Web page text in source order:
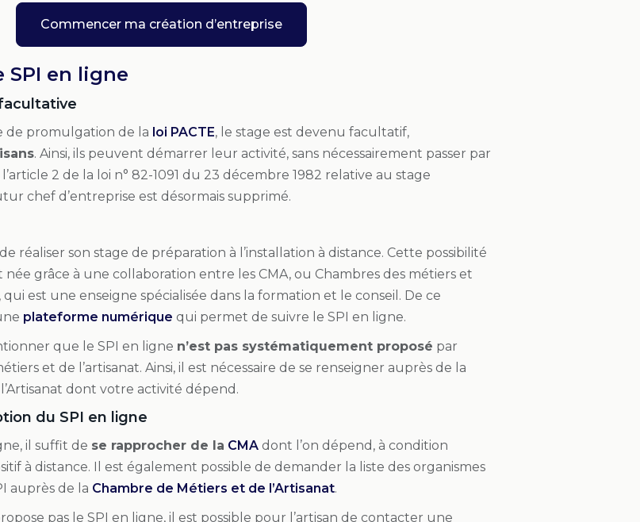
Commencer ma création d’entreprise
SPI en ligne
de promulgation de la loi PACTE, le stage est devenu facultatif,
. Ainsi, ils peuvent démarrer leur activité, sans nécessairement passer par
2 de la loi n° 82-1091 du 23 décembre 1982 relative au stage
chef d’entreprise est désormais supprimé.
réaliser son stage de préparation à l’installation à distance. Cette possibilité
grâce à une collaboration entre les CMA, ou Chambres des métiers et
qui est une enseigne spécialisée dans la formation et le conseil. De ce
plateforme numérique qui permet de suivre le SPI en ligne.
que le SPI en ligne n’est pas systématiquement proposé par
et de l’artisanat. Ainsi, il est nécessaire de se renseigner auprès de la
dont votre activité dépend.
du SPI en ligne
il suffit de se rapprocher de la CMA dont l’on dépend, à condition
à distance. Il est également possible de demander la liste des organismes
auprès de la Chambre de Métiers et de l’Artisanat.
pas le SPI en ligne, il est possible pour l’artisan de contacter une